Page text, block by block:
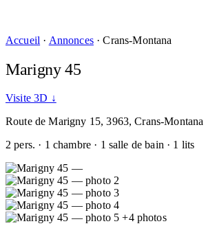
Accueil · Annonces · Crans-Montana
Marigny 45
Visite 3D ↓
Route de Marigny 15, 3963, Crans-Montana
2 pers. · 1 chambre · 1 salle de bain · 1 lits
+4 photos